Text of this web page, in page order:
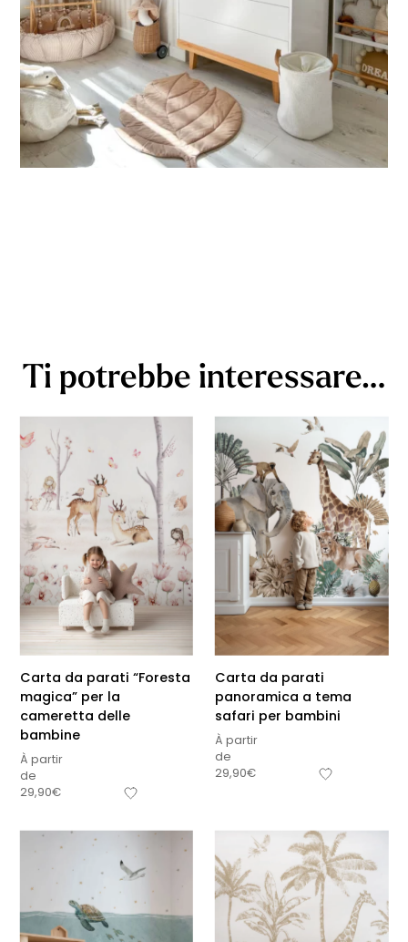
Ti potrebbe interessare…
Carta da parati “Foresta
magica” per la
cameretta delle
bambine
À partir
de
29,90€
Carta da parati
panoramica a tema
safari per bambini
À partir
de
29,90€